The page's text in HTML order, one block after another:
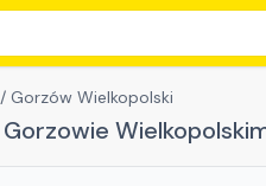
/ Gorzów Wielkopolski